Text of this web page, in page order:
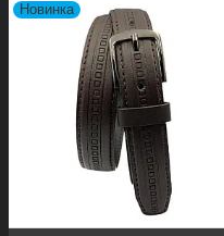
Новинка